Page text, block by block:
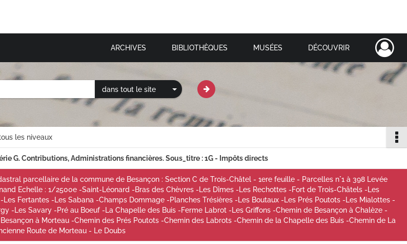
ARCHIVES BIBLIOTHÈQUES MUSÉES DÉCOUVRIR
dans tout le site
les niveaux
G. Contributions, Administrations financières. Sous_titre : 1G - Impôts directs
parcellaire de la commune de Besançon : Section C de Trois-Châtel - 1ere feuille - Parcelles n°1 à 398 Levée
Echelle : 1/2500e -Saint-Léonard -Bras des Chèvres -Les Dîmes -Les Rechottes -Fort de Trois-Châtels -Les
-Les Fertantes -Les Sabana -Champs Dommage -Planches Trésières -Les Boutaux -Les Prés Poutots -Les Mialottes -
-Les Savary -Pré au Boeuf -La Chapelle des Buis -Ferme Labrot -Les Griffons -Chemin de Besançon à Chalèze -
Besançon à Morteau -Chemin des Prés Poutots -Chemin des Labrots -Chemin de la Chapelle des Buis -Chemin de La
Route de Morteau - Le Doubs